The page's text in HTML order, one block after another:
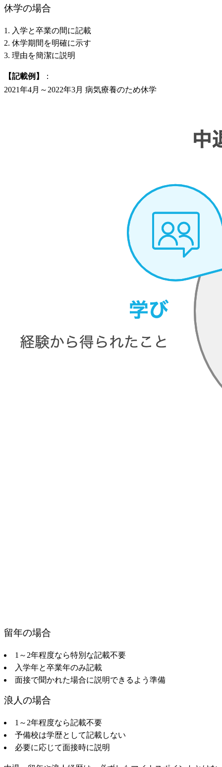
休学の場合
入学と卒業の間に記載
休学期間を明確に示す
理由を簡潔に説明
【記載例】
：
2021年4月～2022年3月 病気療養のため休学
留年の場合
1～2年程度なら特別な記載不要
入学年と卒業年のみ記載
面接で聞かれた場合に説明できるよう準備
浪人の場合
1～2年程度なら記載不要
予備校は学歴として記載しない
必要に応じて面接時に説明